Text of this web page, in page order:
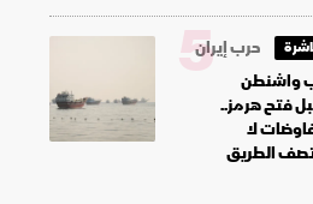
حرب إيران
واشنطن
فتح هرمز..
لا
الطريق
5